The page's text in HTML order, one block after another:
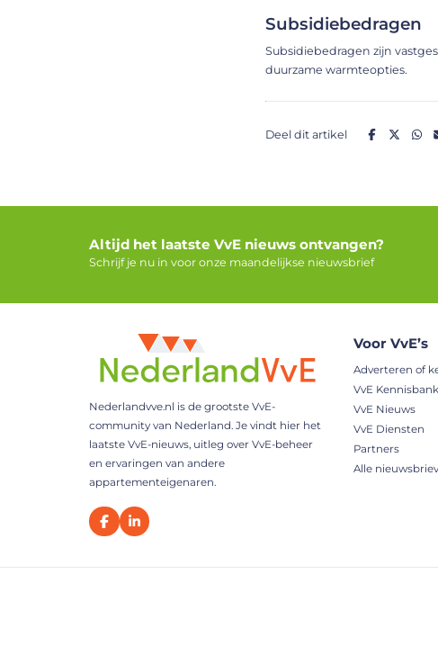
Subsidiebedragen
Subsidiebedragen zijn
duurzame warmteopties​​.
Deel dit artikel
Altijd het laatste VvE nieuws ontvangen?
Schrijf je nu in voor onze maandelijkse nieuwsbrief
Nederlandvve.nl is de grootste VvE-
community van Nederland. Je vindt hier het
laatste VvE-nieuws, uitleg over VvE-beheer
en ervaringen van andere
appartementeigenaren.
Voor VvE’s
Adverteren of
VvE Kennisbank
VvE Nieuws
VvE Diensten
Partners
Alle